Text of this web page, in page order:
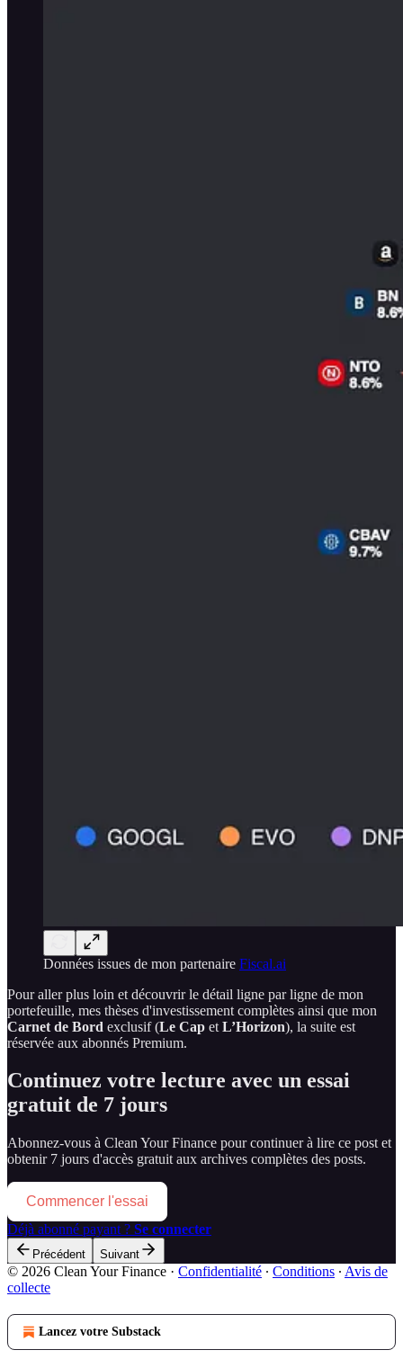
Données issues de mon partenaire Fiscal.ai
Pour aller plus loin et découvrir le détail ligne par ligne de mon
portefeuille, mes thèses d'investissement complètes ainsi que mon
Carnet de Bord exclusif (Le Cap et L’Horizon), la suite est
réservée aux abonnés Premium.
Continuez votre lecture avec un essai
gratuit de 7 jours
Abonnez-vous à Clean Your Finance pour continuer à lire ce post et
obtenir 7 jours d'accès gratuit aux archives complètes des posts.
Commencer l'essai
Déjà abonné payant ? Se connecter
Précédent Suivant
© 2026 Clean Your Finance · Confidentialité ∙ Conditions ∙ Avis de
collecte
Lancez votre Substack